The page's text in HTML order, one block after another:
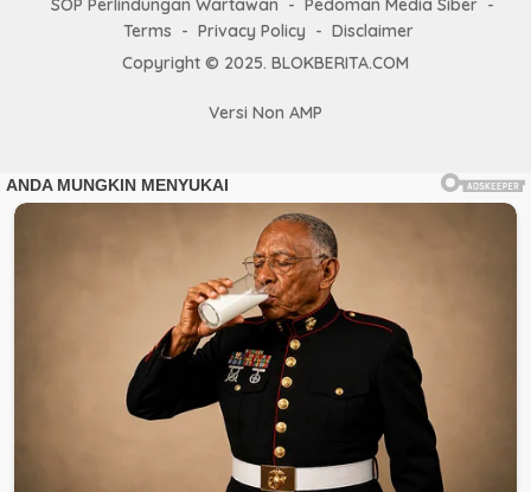
SOP Perlindungan Wartawan
Pedoman Media Siber
Terms
Privacy Policy
Disclaimer
Copyright © 2025. BLOKBERITA.COM
Versi Non AMP